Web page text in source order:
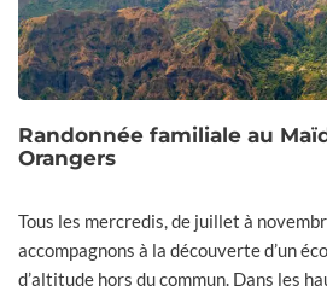
Randonnée familiale au
Orangers
Tous les mercredis, de juillet à
accompagnons à la découverte d’un
d’altitude hors du commun. Dans les